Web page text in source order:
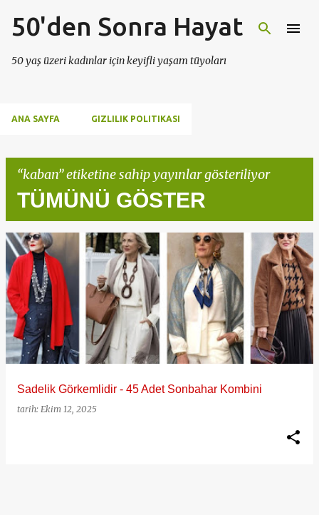
Ana içeriğe atla
50'den Sonra Hayat
50 yaş üzeri kadınlar için keyifli yaşam tüyoları
ANA SAYFA GIZLILIK POLITIKASI
kaban etiketine sahip yayınlar gösteriliyor
TÜMÜNÜ GÖSTER
K
a
y
t
Sadelik Görkemlidir - 45 Adet Sonbahar Kombini
tarih: Ekim 12, 2025